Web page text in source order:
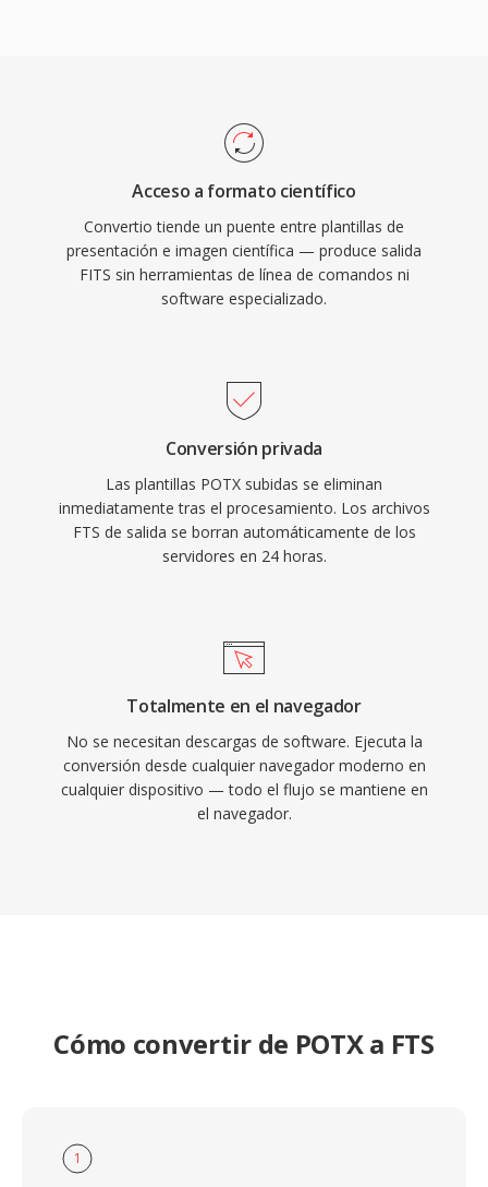
Acceso a formato científico
Convertio tiende un puente entre plantillas de
presentación e imagen científica — produce salida
FITS sin herramientas de línea de comandos ni
software especializado.
Conversión privada
Las plantillas POTX subidas se eliminan
inmediatamente tras el procesamiento. Los archivos
FTS de salida se borran automáticamente de los
servidores en 24 horas.
Totalmente en el navegador
No se necesitan descargas de software. Ejecuta la
conversión desde cualquier navegador moderno en
cualquier dispositivo — todo el flujo se mantiene en
el navegador.
Cómo convertir de POTX a FTS
1